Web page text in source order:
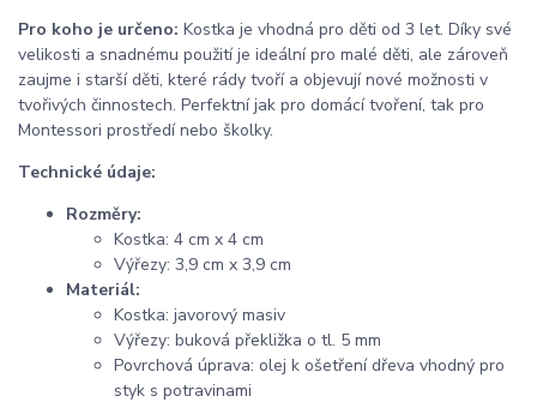
Pro koho je určeno: Kostka je vhodná pro děti od 3 let. Díky své
velikosti a snadnému použití je ideální pro malé děti, ale zároveň
zaujme i starší děti, které rády tvoří a objevují nové možnosti v
tvořivých činnostech. Perfektní jak pro domácí tvoření, tak pro
Montessori prostředí nebo školky.
Technické údaje:
Rozměry:
Kostka: 4 cm x 4 cm
Výřezy: 3,9 cm x 3,9 cm
Materiál:
Kostka: javorový masiv
Výřezy: buková překližka o tl. 5 mm
Povrchová úprava: olej k ošetření dřeva vhodný pro
styk s potravinami